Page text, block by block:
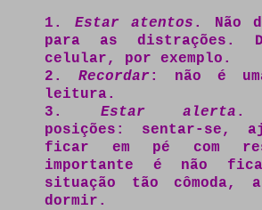
1. Estar atentos . Não
para as distrações.
celular, por exemplo.
2. Recordar: não é
leitura.
3. Estar alerta .
posições: sentar-se,
ficar em pé com
importante é não
situação tão cômoda,
dormir.